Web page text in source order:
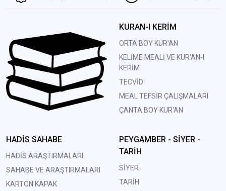
KURAN-I KERİM
ORTA BOY KUR'AN
KELİME MEALİ VE KUR'AN-I
KERİM
TECVİD
MEAL TEFSİR ÇALIŞMALARI
ÇANTA BOY KUR'AN
HADİS SAHABE
HADİS ARAŞTIRMALARI
SAHABE VE ARAŞTIRMALARI
KARTON KAPAK
PEYGAMBER - SİYER -
TARİH
SİYER
TARİH